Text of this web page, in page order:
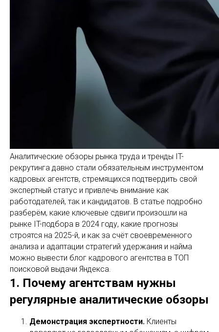
Аналитические обзоры рынка труда и тренды IT-
рекрутинга давно стали обязательным инструментом
кадровых агентств, стремящихся подтвердить свой
экспертный статус и привлечь внимание как
работодателей, так и кандидатов. В статье подробно
разберём, какие ключевые сдвиги произошли на
рынке IT-подбора в 2024 году, какие прогнозы
строятся на 2025-й, и как за счёт своевременного
анализа и адаптации стратегий удержания и найма
можно вывести блог кадрового агентства в ТОП
поисковой выдачи Яндекса.
1. Почему агентствам нужны
регулярные аналитические обзоры
Демонстрация экспертности. Клиенты